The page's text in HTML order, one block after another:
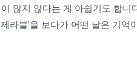
많지 않다는 게 아쉽기도 합
라블’을 보다가 어떤 날은 기